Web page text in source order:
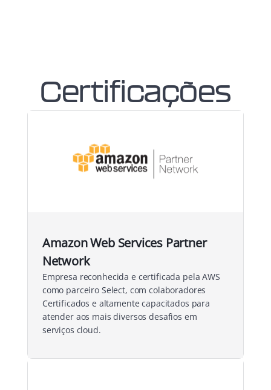
Certificações
Amazon Web Services Partner
Network
Empresa reconhecida e certificada pela AWS
como parceiro Select, com colaboradores
Certificados e altamente capacitados para
atender aos mais diversos desafios em
serviços cloud.